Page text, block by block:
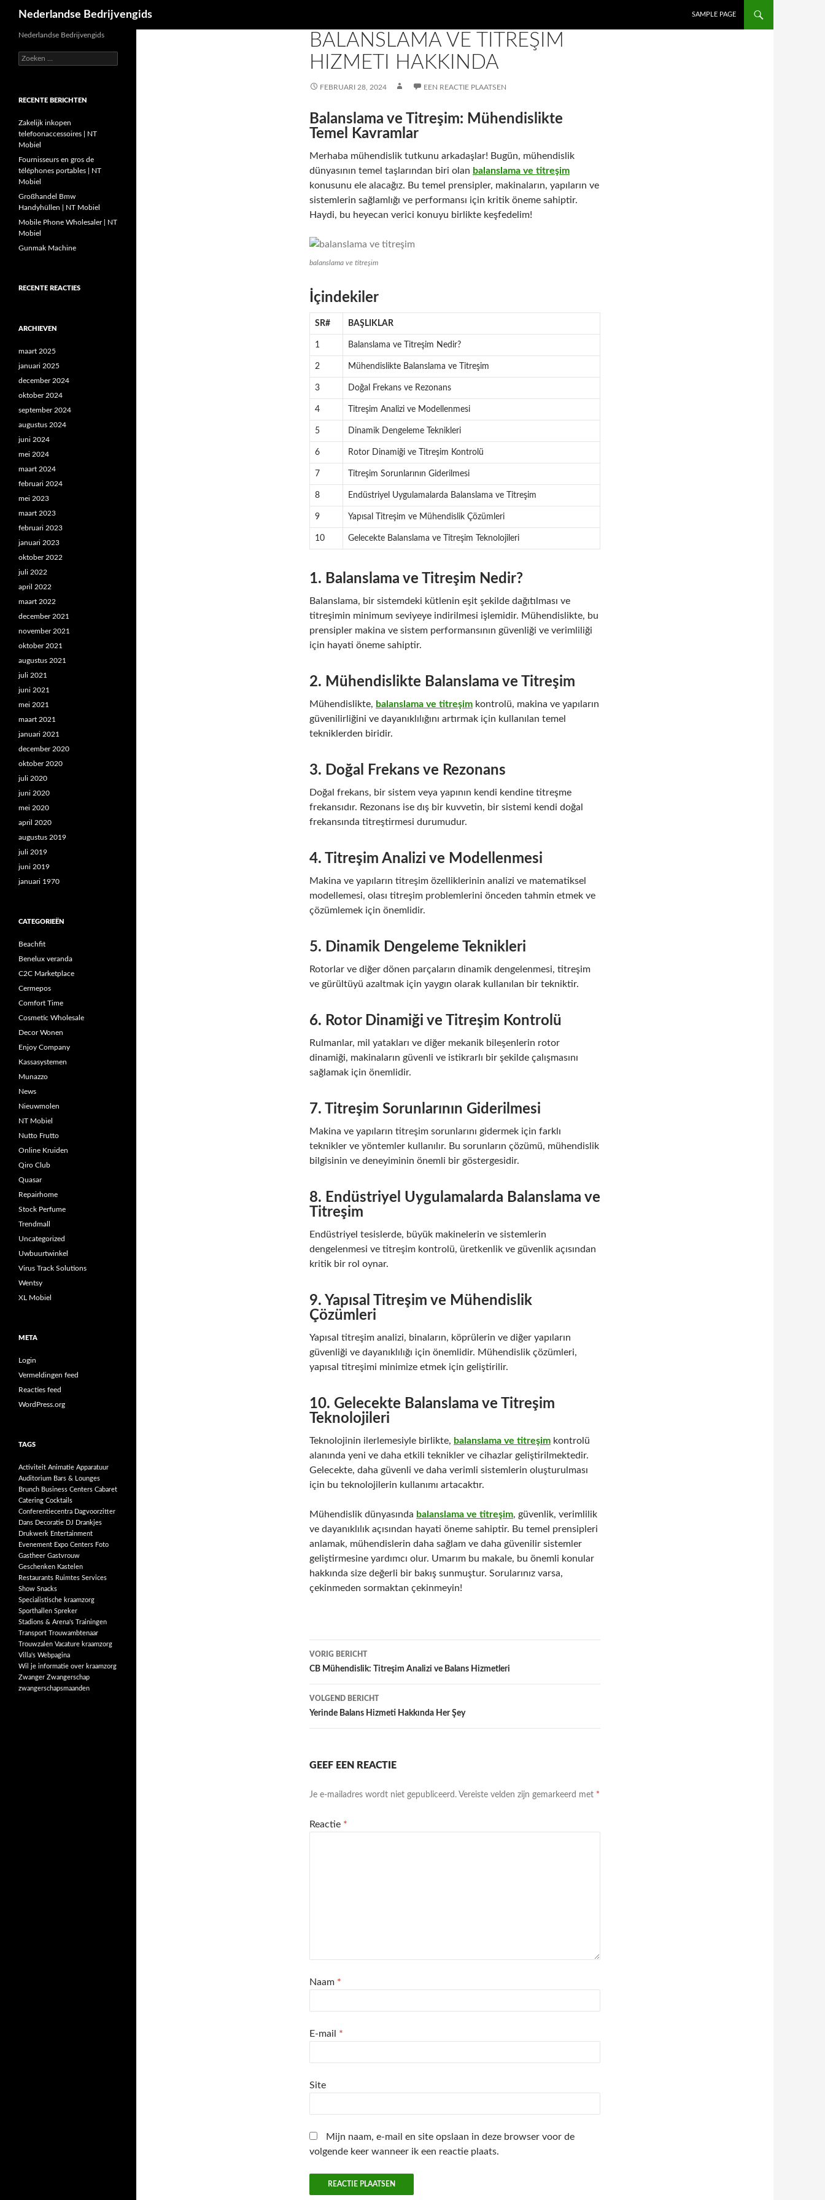
Nederlandse Bedrijvengids SAMPLE PAGE
BALANSLAMA VE TITREŞIM
HIZMETI HAKKINDA
FEBRUARI 28, 2024 EEN REACTIE PLAATSEN
Balanslama ve Titreşim: Mühendislikte
Temel Kavramlar
Merhaba mühendislik tutkunu arkadaşlar! Bugün, mühendislik
dünyasının temel taşlarından biri olan balanslama ve titreşim
konusunu ele alacağız. Bu temel prensipler, makinaların, yapıların ve
sistemlerin sağlamlığı ve performansı için kritik öneme sahiptir.
Haydi, bu heyecan verici konuyu birlikte keşfedelim!
balanslama ve titreşim
İçindekiler
SR# BAŞLIKLAR
1 Balanslama ve Titreşim Nedir?
2 Mühendislikte Balanslama ve Titreşim
3 Doğal Frekans ve Rezonans
4 Titreşim Analizi ve Modellenmesi
5 Dinamik Dengeleme Teknikleri
6 Rotor Dinamiği ve Titreşim Kontrolü
7 Titreşim Sorunlarının Giderilmesi
8 Endüstriyel Uygulamalarda Balanslama ve Titreşim
9 Yapısal Titreşim ve Mühendislik Çözümleri
10 Gelecekte Balanslama ve Titreşim Teknolojileri
1. Balanslama ve Titreşim Nedir?
Balanslama, bir sistemdeki kütlenin eşit şekilde dağıtılması ve
titreşimin minimum seviyeye indirilmesi işlemidir. Mühendislikte, bu
prensipler makina ve sistem performansının güvenliği ve verimliliği
için hayati öneme sahiptir.
2. Mühendislikte Balanslama ve Titreşim
Mühendislikte, balanslama ve titreşim kontrolü, makina ve yapıların
güvenilirliğini ve dayanıklılığını artırmak için kullanılan temel
tekniklerden biridir.
3. Doğal Frekans ve Rezonans
Doğal frekans, bir sistem veya yapının kendi kendine titreşme
frekansıdır. Rezonans ise dış bir kuvvetin, bir sistemi kendi doğal
frekansında titreştirmesi durumudur.
4. Titreşim Analizi ve Modellenmesi
Makina ve yapıların titreşim özelliklerinin analizi ve matematiksel
modellemesi, olası titreşim problemlerini önceden tahmin etmek ve
çözümlemek için önemlidir.
5. Dinamik Dengeleme Teknikleri
Rotorlar ve diğer dönen parçaların dinamik dengelenmesi, titreşim
ve gürültüyü azaltmak için yaygın olarak kullanılan bir tekniktir.
6. Rotor Dinamiği ve Titreşim Kontrolü
Rulmanlar, mil yatakları ve diğer mekanik bileşenlerin rotor
dinamiği, makinaların güvenli ve istikrarlı bir şekilde çalışmasını
sağlamak için önemlidir.
7. Titreşim Sorunlarının Giderilmesi
Makina ve yapıların titreşim sorunlarını gidermek için farklı
teknikler ve yöntemler kullanılır. Bu sorunların çözümü, mühendislik
bilgisinin ve deneyiminin önemli bir göstergesidir.
8. Endüstriyel Uygulamalarda Balanslama ve
Titreşim
Endüstriyel tesislerde, büyük makinelerin ve sistemlerin
dengelenmesi ve titreşim kontrolü, üretkenlik ve güvenlik açısından
kritik bir rol oynar.
9. Yapısal Titreşim ve Mühendislik
Çözümleri
Yapısal titreşim analizi, binaların, köprülerin ve diğer yapıların
güvenliği ve dayanıklılığı için önemlidir. Mühendislik çözümleri,
yapısal titreşimi minimize etmek için geliştirilir.
10. Gelecekte Balanslama ve Titreşim
Teknolojileri
Teknolojinin ilerlemesiyle birlikte, balanslama ve titreşim kontrolü
alanında yeni ve daha etkili teknikler ve cihazlar geliştirilmektedir.
Gelecekte, daha güvenli ve daha verimli sistemlerin oluşturulması
için bu teknolojilerin kullanımı artacaktır.
Mühendislik dünyasında balanslama ve titreşim, güvenlik, verimlilik
ve dayanıklılık açısından hayati öneme sahiptir. Bu temel prensipleri
anlamak, mühendislerin daha sağlam ve daha güvenilir sistemler
geliştirmesine yardımcı olur. Umarım bu makale, bu önemli konular
hakkında size değerli bir bakış sunmuştur. Sorularınız varsa,
çekinmeden sormaktan çekinmeyin!
Bericht
navigatie
VORIG BERICHT
CB Mühendislik: Titreşim Analizi ve Balans Hizmetleri
VOLGEND BERICHT
Yerinde Balans Hizmeti Hakkında Her Şey
GEEF EEN REACTIE
Je e-mailadres wordt niet gepubliceerd. Vereiste velden zijn gemarkeerd met *
Reactie *
Naam *
E-mail *
Site
Mijn naam, e-mail en site opslaan in deze browser voor de
volgende keer wanneer ik een reactie plaats.
Nederlandse Bedrijvengids
Zoeken
naar:
RECENTE BERICHTEN
Zakelijk inkopen
telefoonaccessoires | NT
Mobiel
Fournisseurs en gros de
téléphones portables | NT
Mobiel
Großhandel Bmw
Handyhüllen | NT Mobiel
Mobile Phone Wholesaler | NT
Mobiel
Gunmak Machine
RECENTE REACTIES
ARCHIEVEN
maart 2025
januari 2025
december 2024
oktober 2024
september 2024
augustus 2024
juni 2024
mei 2024
maart 2024
februari 2024
mei 2023
maart 2023
februari 2023
januari 2023
oktober 2022
juli 2022
april 2022
maart 2022
december 2021
november 2021
oktober 2021
augustus 2021
juli 2021
juni 2021
mei 2021
maart 2021
januari 2021
december 2020
oktober 2020
juli 2020
juni 2020
mei 2020
april 2020
augustus 2019
juli 2019
juni 2019
januari 1970
CATEGORIEËN
Beachfit
Benelux veranda
C2C Marketplace
Cermepos
Comfort Time
Cosmetic Wholesale
Decor Wonen
Enjoy Company
Kassasystemen
Munazzo
News
Nieuwmolen
NT Mobiel
Nutto Frutto
Online Kruiden
Qiro Club
Quasar
Repairhome
Stock Perfume
Trendmall
Uncategorized
Uwbuurtwinkel
Virus Track Solutions
Wentsy
XL Mobiel
META
Login
Vermeldingen feed
Reacties feed
WordPress.org
TAGS
Activiteit Animatie Apparatuur
Auditorium Bars & Lounges
Brunch Business Centers Cabaret
Catering Cocktails
Conferentiecentra Dagvoorzitter
Dans Decoratie DJ Drankjes
Drukwerk Entertainment
Evenement Expo Centers Foto
Gastheer Gastvrouw
Geschenken Kastelen
Restaurants Ruimtes Services
Show Snacks
Specialistische kraamzorg
Sporthallen Spreker
Stadions & Arena's Trainingen
Transport Trouwambtenaar
Trouwzalen Vacature kraamzorg
Villa's Webpagina
Wil je informatie over kraamzorg
Zwanger Zwangerschap
zwangerschapsmaanden